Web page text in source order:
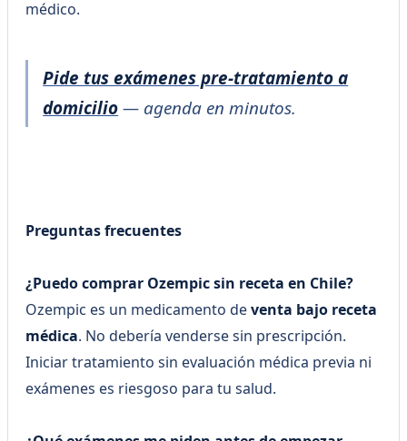
médico.
Pide tus exámenes pre-tratamiento a
domicilio— agenda en minutos.
Preguntas frecuentes
¿Puedo comprar Ozempic sin receta en Chile?
Ozempic es un medicamento deventa bajo receta
médica. No debería venderse sin prescripción.
Iniciar tratamiento sin evaluación médica previa ni
exámenes es riesgoso para tu salud.